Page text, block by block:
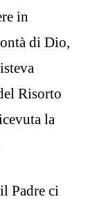
in
di Dio,
Risorto
la
Padre ci